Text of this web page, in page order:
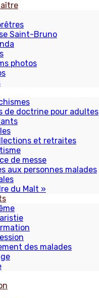
Saint-Bruno
photos
de doctrine pour adultes
et retraites
de messe
aux personnes malades
du Malt »
des malades